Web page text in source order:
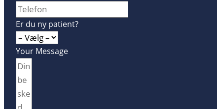
Er du ny patient?
Your Message